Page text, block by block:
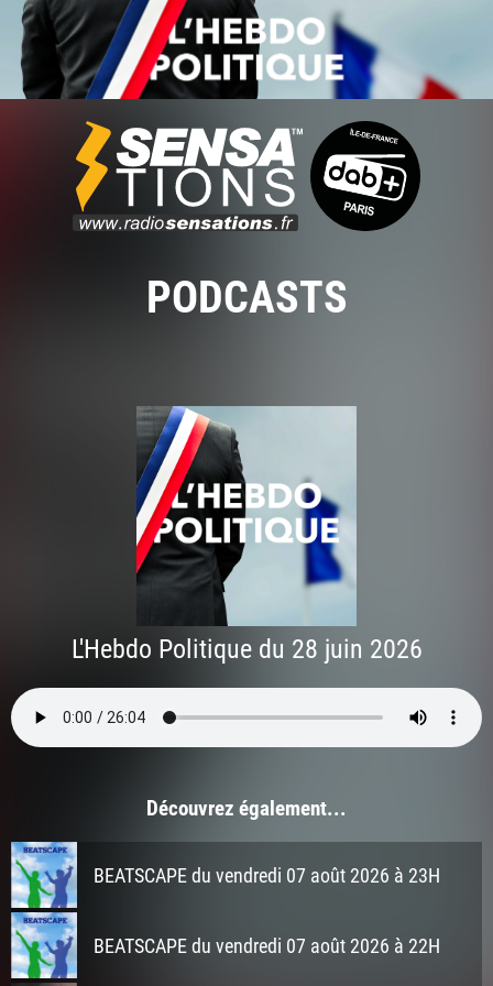
PODCASTS
L'Hebdo Politique du 28 juin 2026
Découvrez également...
BEATSCAPE du vendredi 07 août 2026 à 23H
BEATSCAPE du vendredi 07 août 2026 à 22H